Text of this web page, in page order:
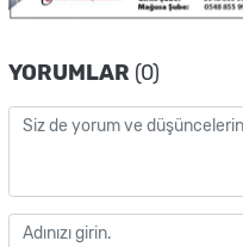
YORUMLAR (0)